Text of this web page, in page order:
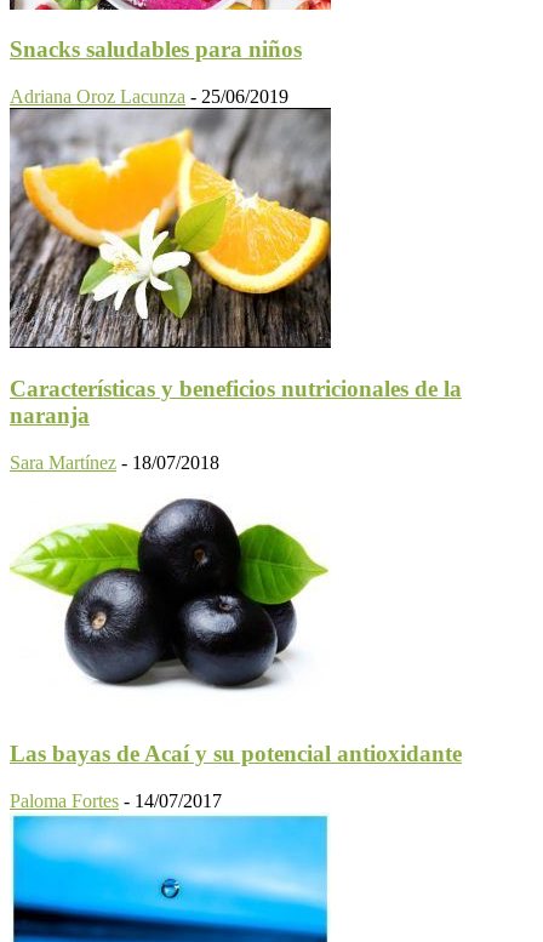
Snacks saludables para niños
Adriana Oroz Lacunza - 25/06/2019
Características y beneficios nutricionales de la
naranja
Sara Martínez - 18/07/2018
Las bayas de Acaí y su potencial antioxidante
Paloma Fortes - 14/07/2017